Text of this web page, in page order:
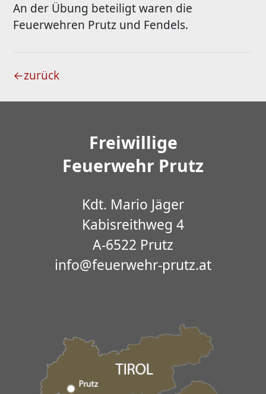
An der Übung beteiligt waren die
Feuerwehren Prutz und Fendels.
←zurück
Freiwillige
Feuerwehr Prutz
Kdt. Mario Jäger
Kabisreithweg 4
A-6522 Prutz
info@feuerwehr-prutz.at